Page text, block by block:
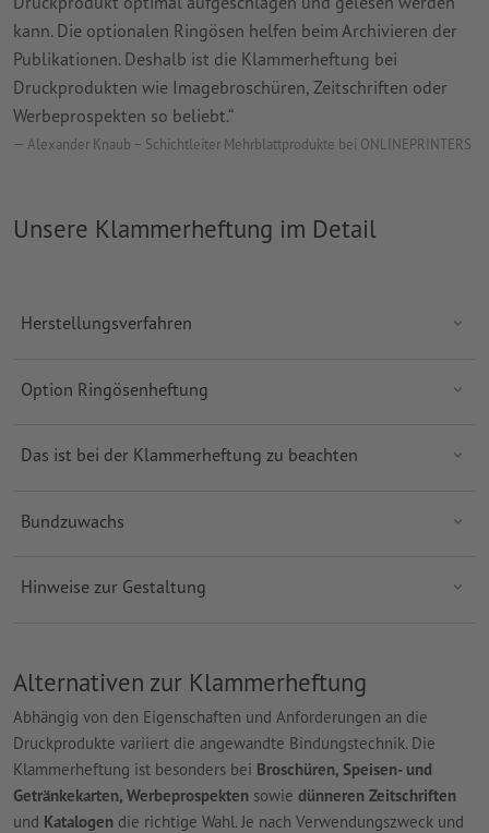
kann. Die optionalen Ringösen helfen beim Archivieren der
Publikationen. Deshalb ist die Klammerheftung bei
Druckprodukten wie Imagebroschüren, Zeitschriften oder
Werbeprospekten so beliebt.“
Alexander Knaub – Schichtleiter Mehrblattprodukte bei ONLINEPRINTERS
Unsere Klammerheftung im Detail
Herstellungsverfahren
Option Ringösenheftung
Das ist bei der Klammerheftung zu beachten
Bundzuwachs
Hinweise zur Gestaltung
Alternativen zur Klammerheftung
Abhängig von den Eigenschaften und Anforderungen an die
Druckprodukte variiert die angewandte Bindungstechnik. Die
Klammerheftung ist besonders bei Broschüren, Speisen- und
Getränkekarten, Werbeprospekten sowie dünneren Zeitschriften
und Katalogen die richtige Wahl. Je nach Verwendungszweck und